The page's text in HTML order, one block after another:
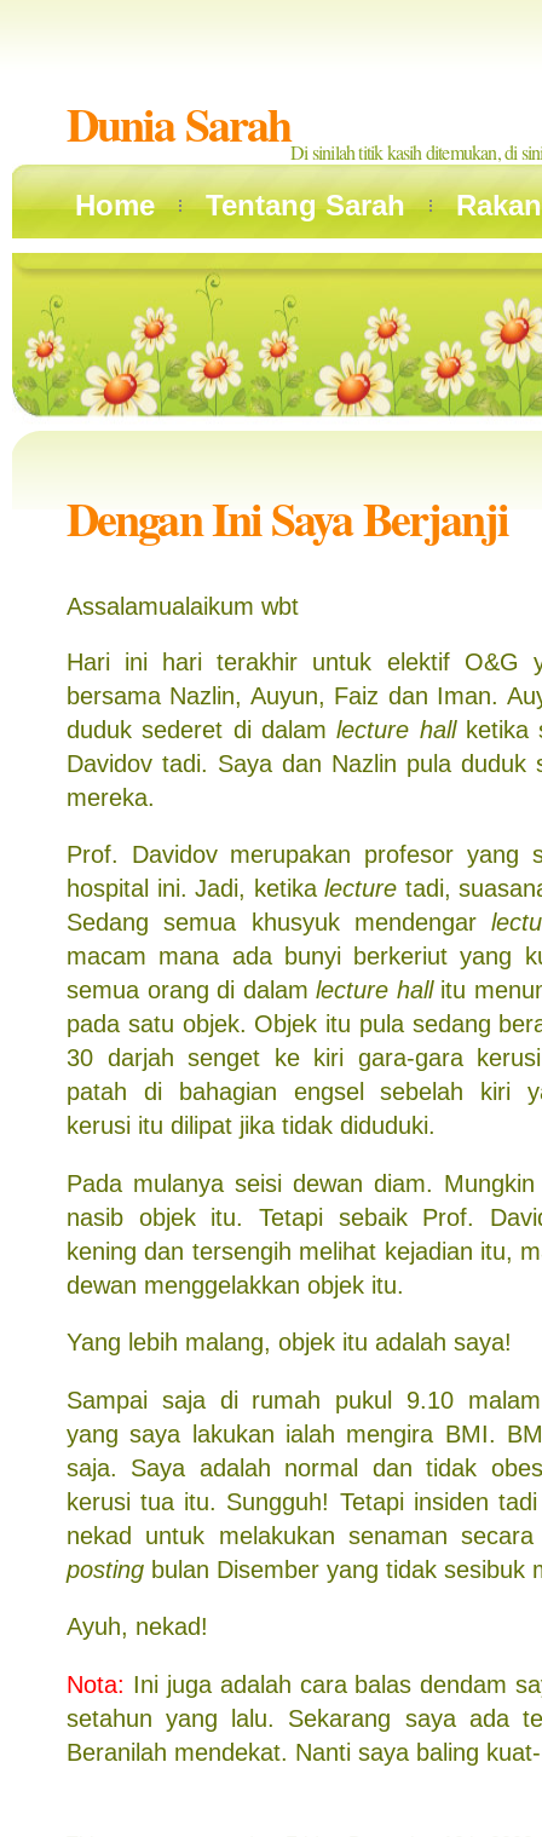
Dunia SarahDi sinilah titik kasih ditemukan, di
Home Tentang Sarah
Dengan Ini Saya Berjanji
Assalamualaikum wbt
Hari ini hari terakhir untuk elektif O&G
bersama Nazlin, Auyun, Faiz dan Iman.
duduk sederet di dalamlecture hallketika
Davidov tadi. Saya dan Nazlin pula duduk
mereka.
Prof. Davidov merupakan profesor yang
hospital ini. Jadi, ketikalecture tadi,
Sedang semua khusyuk mendengar
macam mana ada bunyi berkeriut yang
semua orang di dalam lecture hallitu
pada satu objek. Objek itu pula sedang
30 darjah senget ke kiri gara-gara
patah di bahagian engsel sebelah kiri
kerusi itu dilipat jika tidak diduduki.
Pada mulanya seisi dewan diam.
nasib objek itu. Tetapi sebaik Prof.
kening dan tersengih melihat kejadian itu,
dewan menggelakkan objek itu.
Yang lebih malang, objek itu adalah saya!
Sampai saja di rumah pukul 9.10
yang saya lakukan ialah mengira BMI.
saja. Saya adalah normal dan tidak
kerusi tua itu. Sungguh! Tetapi insiden
nekad untuk melakukan senaman
posting bulan Disember yang tidak sesibuk
Ayuh, nekad!
Nota: Ini juga adalah cara balas dendam
setahun yang lalu. Sekarang saya ada
Beranilah mendekat. Nanti saya baling